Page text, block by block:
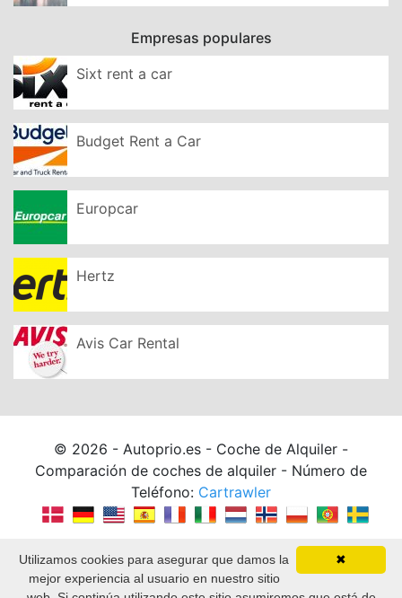
Empresas populares
Sixt rent a car
Budget Rent a Car
Europcar
Hertz
Avis Car Rental
© 2026 - Autoprio.es - Coche de Alquiler -
Comparación de coches de alquiler - Número de
Teléfono: Cartrawler
✖
Utilizamos cookies para asegurar que damos la
mejor experiencia al usuario en nuestro sitio